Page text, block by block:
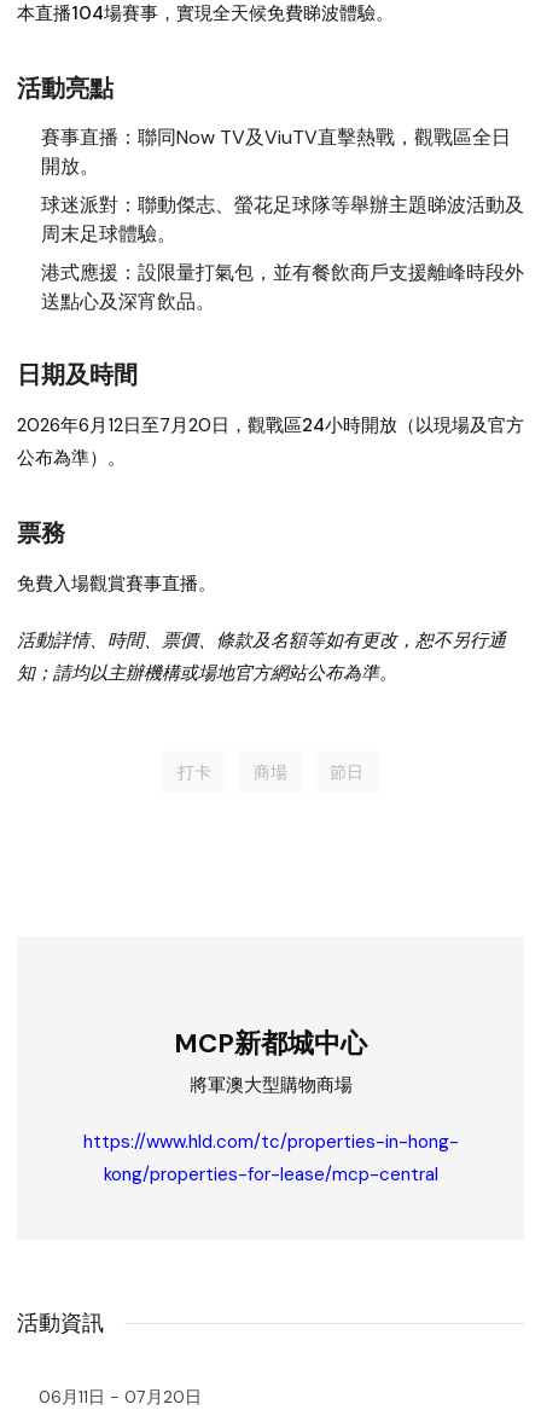
本直播104場賽事，實現全天候免費睇波體驗。
活動亮點
賽事直播： 聯同Now TV及ViuTV直擊熱戰，觀戰區全日
開放。
球迷派對： 聯動傑志、螢花足球隊等舉辦主題睇波活動及
周末足球體驗。
港式應援： 設限量打氣包，並有餐飲商戶支援離峰時段外
送點心及深宵飲品。
日期及時間
2026年6月12日至7月20日 ，觀戰區24小時開放（以現場及官方
公布為準）。
票務
免費入場觀賞賽事直播。
活動詳情、時間、票價、條款及名額等如有更改，恕不另行通
知；請均以主辦機構或場地官方網站公布為準。
打卡 商場 節日
MCP新都城中心
將軍澳大型購物商場
https://www.hld.com/tc/properties-in-hong-
kong/properties-for-lease/mcp-central
活動資訊
06月11日 - 07月20日